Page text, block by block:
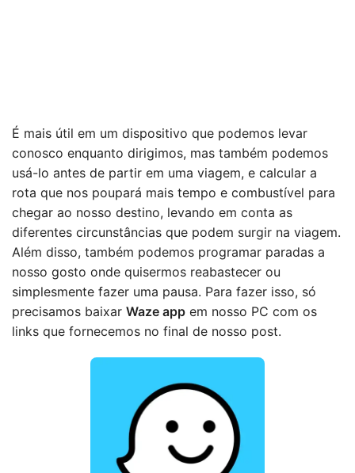
É mais útil em um dispositivo que podemos levar
conosco enquanto dirigimos, mas também podemos
usá-lo antes de partir em uma viagem, e calcular a
rota que nos poupará mais tempo e combustível para
chegar ao nosso destino, levando em conta as
diferentes circunstâncias que podem surgir na viagem.
Além disso, também podemos programar paradas a
nosso gosto onde quisermos reabastecer ou
simplesmente fazer uma pausa. Para fazer isso, só
precisamos baixar Waze app em nosso PC com os
links que fornecemos no final de nosso post.